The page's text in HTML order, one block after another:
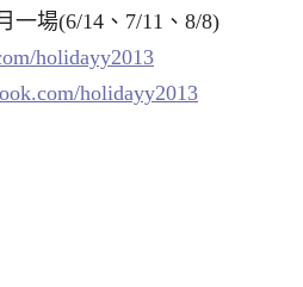
一場(6/14、7/11、8/8)
holidayy2013
holidayy2013